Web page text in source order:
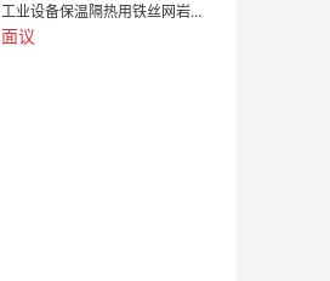
工业设备保温隔热用铁丝网岩棉毡
面议